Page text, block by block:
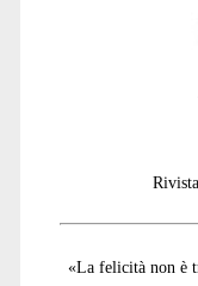
«La felicità non è